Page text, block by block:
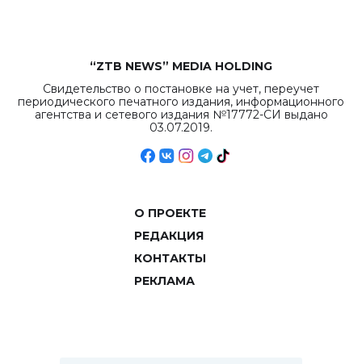
“ZTB NEWS” MEDIA HOLDING
Свидетельство о постановке на учет, переучет
периодического печатного издания, информационного
агентства и сетевого издания №17772-СИ выдано
03.07.2019.
О ПРОЕКТЕ
РЕДАКЦИЯ
КОНТАКТЫ
РЕКЛАМА